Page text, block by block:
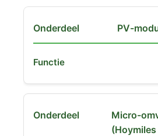
PV-
Micro-